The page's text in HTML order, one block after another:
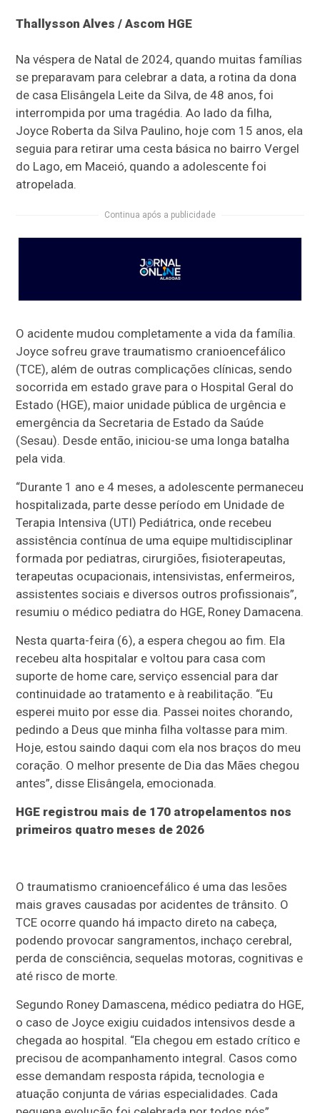
Thallysson Alves / Ascom HGE
Na véspera de Natal de 2024, quando muitas famílias
se preparavam para celebrar a data, a rotina da dona
de casa Elisângela Leite da Silva, de 48 anos, foi
interrompida por uma tragédia. Ao lado da filha,
Joyce Roberta da Silva Paulino, hoje com 15 anos, ela
seguia para retirar uma cesta básica no bairro Vergel
do Lago, em Maceió, quando a adolescente foi
atropelada.
Continua após a publicidade
O acidente mudou completamente a vida da família.
Joyce sofreu grave traumatismo cranioencefálico
(TCE), além de outras complicações clínicas, sendo
socorrida em estado grave para o Hospital Geral do
Estado (HGE), maior unidade pública de urgência e
emergência da Secretaria de Estado da Saúde
(Sesau). Desde então, iniciou-se uma longa batalha
pela vida.
“Durante 1 ano e 4 meses, a adolescente permaneceu
hospitalizada, parte desse período em Unidade de
Terapia Intensiva (UTI) Pediátrica, onde recebeu
assistência contínua de uma equipe multidisciplinar
formada por pediatras, cirurgiões, fisioterapeutas,
terapeutas ocupacionais, intensivistas, enfermeiros,
assistentes sociais e diversos outros profissionais”,
resumiu o médico pediatra do HGE, Roney Damacena.
Nesta quarta-feira (6), a espera chegou ao fim. Ela
recebeu alta hospitalar e voltou para casa com
suporte de home care, serviço essencial para dar
continuidade ao tratamento e à reabilitação. “Eu
esperei muito por esse dia. Passei noites chorando,
pedindo a Deus que minha filha voltasse para mim.
Hoje, estou saindo daqui com ela nos braços do meu
coração. O melhor presente de Dia das Mães chegou
antes”, disse Elisângela, emocionada.
HGE registrou mais de 170 atropelamentos nos
primeiros quatro meses de 2026
O traumatismo cranioencefálico é uma das lesões
mais graves causadas por acidentes de trânsito. O
TCE ocorre quando há impacto direto na cabeça,
podendo provocar sangramentos, inchaço cerebral,
perda de consciência, sequelas motoras, cognitivas e
até risco de morte.
Segundo Roney Damascena, médico pediatra do HGE,
o caso de Joyce exigiu cuidados intensivos desde a
chegada ao hospital. “Ela chegou em estado crítico e
precisou de acompanhamento integral. Casos como
esse demandam resposta rápida, tecnologia e
atuação conjunta de várias especialidades. Cada